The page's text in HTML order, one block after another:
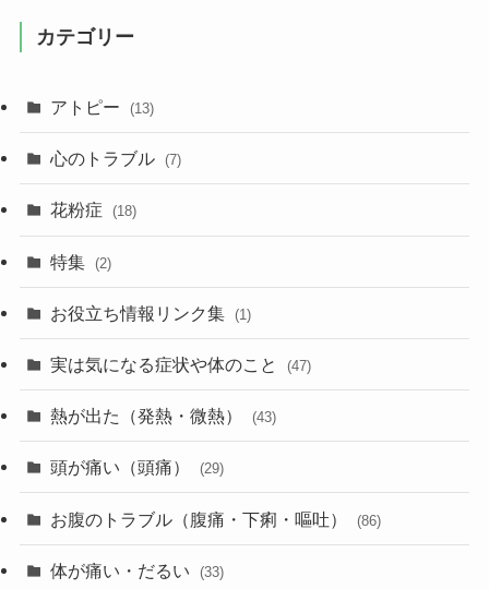
カテゴリー
アトピー (13)
心のトラブル (7)
花粉症 (18)
特集 (2)
お役立ち情報リンク集 (1)
実は気になる症状や体のこと (47)
熱が出た（発熱・微熱） (43)
頭が痛い（頭痛） (29)
お腹のトラブル（腹痛・下痢・嘔吐） (86)
体が痛い・だるい (33)